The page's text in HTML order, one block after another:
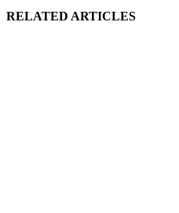
RELATED ARTICLES